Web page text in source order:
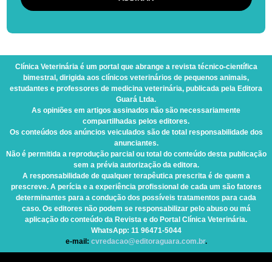
Clínica Veterinária é um portal que abrange a revista técnico-científica
bimestral, dirigida aos clínicos veterinários de pequenos animais,
estudantes e professores de medicina veterinária, publicada pela Editora
Guará Ltda.
As opiniões em artigos assinados não são necessariamente
compartilhadas pelos editores.
Os conteúdos dos anúncios veiculados são de total responsabilidade dos
anunciantes.
Não é permitida a reprodução parcial ou total do conteúdo desta publicação
sem a prévia autorização da editora.
A responsabilidade de qualquer terapêutica prescrita é de quem a
prescreve. A perícia e a experiência profissional de cada um são fatores
determinantes para a condução dos possíveis tratamentos para cada
caso. Os editores não podem se responsabilizar pelo abuso ou má
aplicação do conteúdo da Revista e do Portal Clínica Veterinária.
WhatsApp: 11 96471-5044
e-mail: cvredacao@editoraguara.com.br.